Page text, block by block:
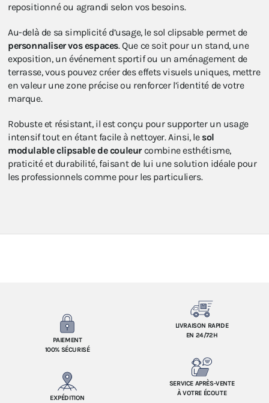
repositionné ou agrandi selon vos besoins.
Au-delà de sa simplicité d’usage, le sol clipsable permet de
personnaliser vos espaces. Que ce soit pour un stand, une
exposition, un événement sportif ou un aménagement de
terrasse, vous pouvez créer des effets visuels uniques, mettre
en valeur une zone précise ou renforcer l’identité de votre
marque.
Robuste et résistant, il est conçu pour supporter un usage
intensif tout en étant facile à nettoyer. Ainsi, le sol
modulable clipsable de couleurcombine esthétisme,
praticité et durabilité, faisant de lui une solution idéale pour
les professionnels comme pour les particuliers.
PAIEMENT
100% SÉCURISÉ
LIVRAISON RAPIDE
EN 24/72H
EXPÉDITION
SERVICE APRÈS-VENTE
À VOTRE ÉCOUTE